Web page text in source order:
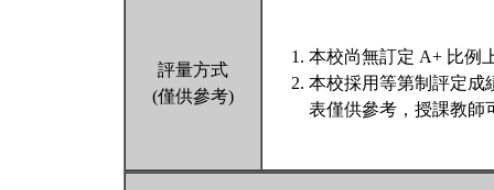
評量方式
(僅供參考)
本校尚無訂定 A+ 比例
本校採用等第制評定成
表僅供參考，授課教師